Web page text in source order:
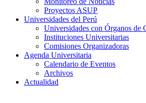
Proyectos ASUP
Universidades del Perú
Universidades con Órganos de
Instituciones Universitarias
Comisiones Organizadoras
Agenda Universitaria
Calendario de Eventos
Archivos
Actualidad